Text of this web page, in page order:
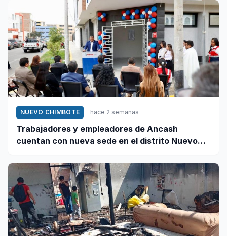
NUEVO CHIMBOTE hace 2 semanas
Trabajadores y empleadores de Ancash
cuentan con nueva sede en el distrito Nuevo